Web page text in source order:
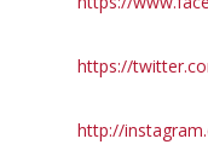
https://
http://